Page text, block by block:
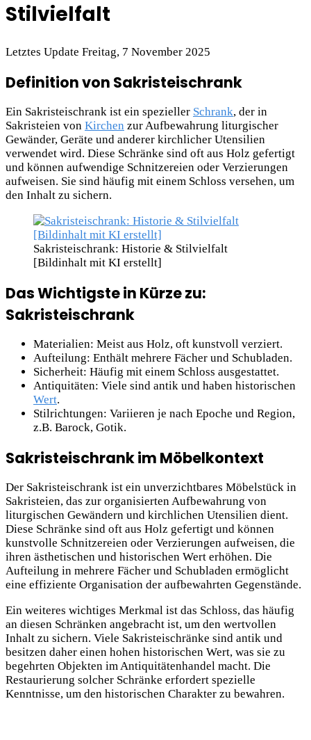
Stilvielfalt
Letztes Update Freitag, 7 November 2025
Definition von Sakristeischrank
Ein Sakristeischrank ist ein spezieller Schrank, der in
Sakristeien von Kirchen zur Aufbewahrung liturgischer
Gewänder, Geräte und anderer kirchlicher Utensilien
verwendet wird. Diese Schränke sind oft aus Holz gefertigt
und können aufwendige Schnitzereien oder Verzierungen
aufweisen. Sie sind häufig mit einem Schloss versehen, um
den Inhalt zu sichern.
Sakristeischrank: Historie & Stilvielfalt
[Bildinhalt mit KI erstellt]
Das Wichtigste in Kürze zu:
Sakristeischrank
Materialien: Meist aus Holz, oft kunstvoll verziert.
Aufteilung: Enthält mehrere Fächer und Schubladen.
Sicherheit: Häufig mit einem Schloss ausgestattet.
Antiquitäten: Viele sind antik und haben historischen
Wert.
Stilrichtungen: Variieren je nach Epoche und Region,
z.B. Barock, Gotik.
Sakristeischrank im Möbelkontext
Der Sakristeischrank ist ein unverzichtbares Möbelstück in
Sakristeien, das zur organisierten Aufbewahrung von
liturgischen Gewändern und kirchlichen Utensilien dient.
Diese Schränke sind oft aus Holz gefertigt und können
kunstvolle Schnitzereien oder Verzierungen aufweisen, die
ihren ästhetischen und historischen Wert erhöhen. Die
Aufteilung in mehrere Fächer und Schubladen ermöglicht
eine effiziente Organisation der aufbewahrten Gegenstände.
Ein weiteres wichtiges Merkmal ist das Schloss, das häufig
an diesen Schränken angebracht ist, um den wertvollen
Inhalt zu sichern. Viele Sakristeischränke sind antik und
besitzen daher einen hohen historischen Wert, was sie zu
begehrten Objekten im Antiquitätenhandel macht. Die
Restaurierung solcher Schränke erfordert spezielle
Kenntnisse, um den historischen Charakter zu bewahren.